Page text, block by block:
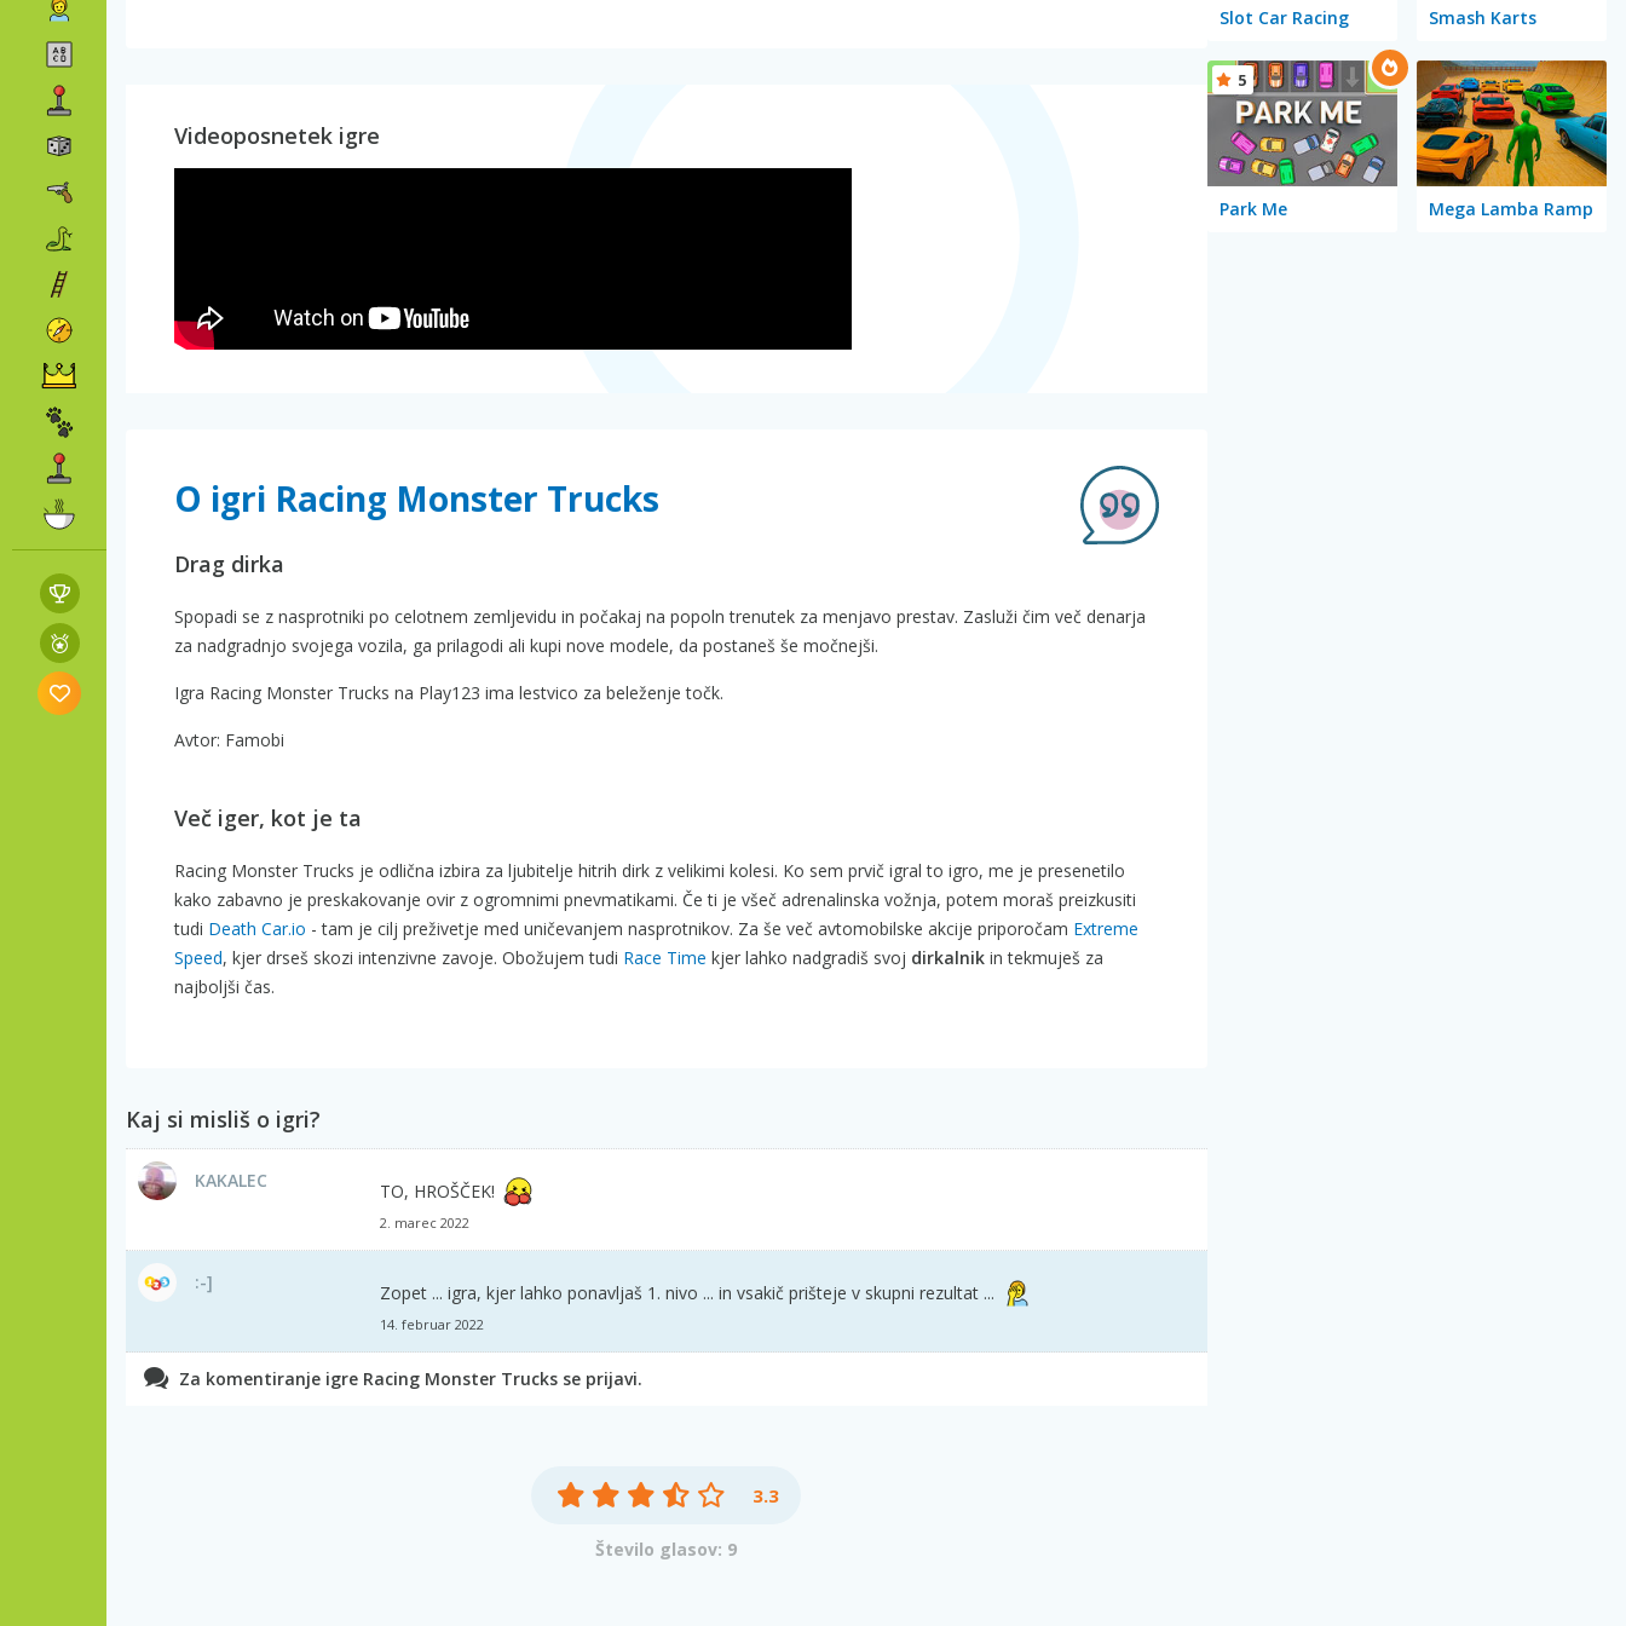
Videoposnetek igre
O igri Racing Monster Trucks
Drag dirka
Spopadi se z nasprotniki po celotnem zemljevidu in počakaj na popoln trenutek za menjavo prestav. Zasluži čim več denarja
za nadgradnjo svojega vozila, ga prilagodi ali kupi nove modele, da postaneš še močnejši.
Igra Racing Monster Trucks na Play123 ima lestvico za beleženje točk.
Avtor: Famobi
Več iger, kot je ta
Racing Monster Trucks je odlična izbira za ljubitelje hitrih dirk z velikimi kolesi. Ko sem prvič igral to igro, me je presenetilo
kako zabavno je preskakovanje ovir z ogromnimi pnevmatikami. Če ti je všeč adrenalinska vožnja, potem moraš preizkusiti
tudi Death Car.io - tam je cilj preživetje med uničevanjem nasprotnikov. Za še več avtomobilske akcije priporočam Extreme
Speed, kjer drseš skozi intenzivne zavoje. Obožujem tudi Race Time kjer lahko nadgradiš svoj dirkalnik in tekmuješ za
najboljši čas.
Kaj si misliš o igri?
KAKALEC TO, HROŠČEK!
2. marec 2022
:-] Zopet ... igra, kjer lahko ponavljaš 1. nivo ... in vsakič prišteje v skupni rezultat ...
14. februar 2022
Za komentiranje igre Racing Monster Trucks se prijavi.
3.3
Število glasov: 9
Slot Car Racing Smash Karts
Park Me
5
Mega Lamba Ramp